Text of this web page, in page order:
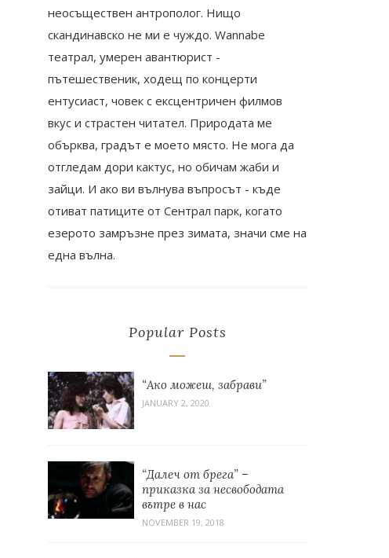
неосъществен антрополог. Нищо
скандинавско не ми е чуждо. Wannabe
театрал, умерен авантюрист -
пътешественик, ходещ по концерти
ентусиаст, човек с ексцентричен филмов
вкус и страстен читател. Природата ме
обърква, градът е моето място. Не мога да
отгледам дори кактус, но обичам жаби и
зайци. И ако ви вълнува въпросът - къде
отиват патиците от Сентрал парк, когато
езерото замръзне през зимата, значи сме на
една вълна.
Popular Posts
“Ако можеш, забрави”
JANUARY 2, 2020
“Далеч от брега” –
приказка за несвободата
вътре в нас
NOVEMBER 19, 2018